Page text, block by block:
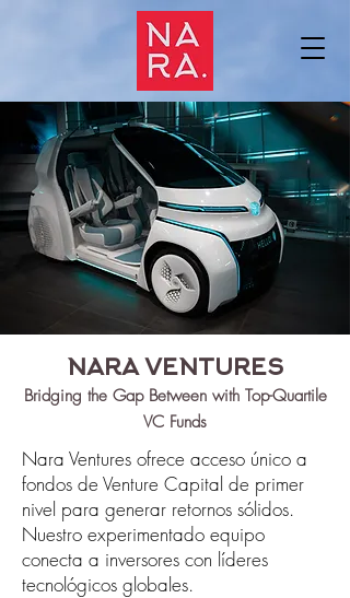
NARA VENTURES
Bridging the Gap Between with Top-Quartile
VC Funds
Nara Ventures ofrece acceso único a
fondos de Venture Capital de primer
nivel para generar retornos sólidos.
Nuestro experimentado equipo
conecta a inversores con líderes
tecnológicos globales.